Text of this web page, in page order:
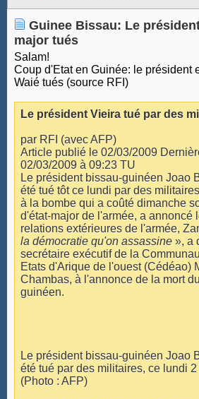
Guinee Bissau: Le
major tués
Salam!
Coup d'Etat en Guinée: le président
Waié tués (source RFI)
Le président Vieira tué par des
par RFI (avec AFP)
Article publié le 02/03/2009
02/03/2009 à 09:23 TU
Le président bissau-guinéen Joao
été tué tôt ce lundi par des
à la bombe qui a coûté dimanche
d'état-major de l'armée, a annoncé
relations extérieures de l'armée,
la démocratie qu'on assassine », a
secrétaire exécutif de la
Etats d'Arique de l'ouest (Cédéao)
Chambas, à l'annonce de la mort
guinéen.
Le président bissau-guinéen Joao
été tué par des militaires, ce lundi
(Photo : AFP)